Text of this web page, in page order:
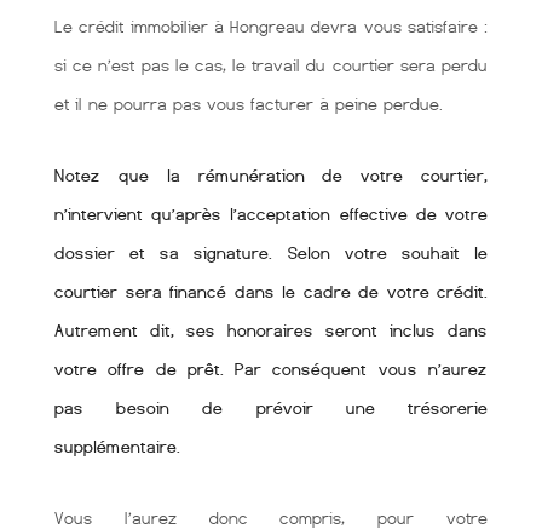
Le crédit immobilier à Hongreau devra vous satisfaire :
si ce n’est pas le cas, le travail du courtier sera perdu
et il ne pourra pas vous facturer à peine perdue.
Notez que la rémunération de votre courtier,
n’intervient qu’après l’acceptation effective de votre
dossier et sa signature. Selon votre souhait le
courtier sera financé dans le cadre de votre crédit.
Autrement dit, ses honoraires seront inclus dans
votre offre de prêt. Par conséquent vous n’aurez
pas besoin de prévoir une trésorerie
supplémentaire.
Vous l’aurez donc compris, pour votre